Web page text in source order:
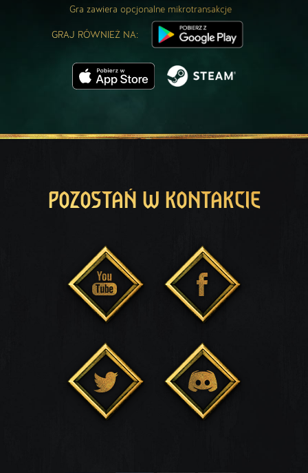
Gra zawiera opcjonalne mikrotransakcje
GRAJ RÓWNIEŻ NA:
POZOSTAŃ W KONTAKCIE